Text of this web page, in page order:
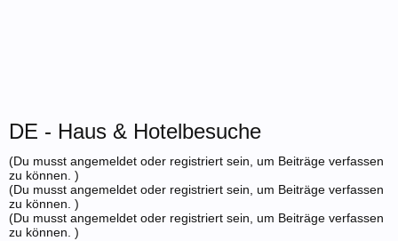
DE - Haus & Hotelbesuche
(Du musst angemeldet oder registriert sein, um Beiträge verfassen
zu können. )
(Du musst angemeldet oder registriert sein, um Beiträge verfassen
zu können. )
(Du musst angemeldet oder registriert sein, um Beiträge verfassen
zu können. )